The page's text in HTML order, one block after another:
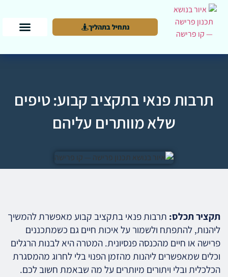
נתחיל בתהליך
תרבות פנאי בתקציב קבוע: טיפים
שלא מוותרים עליהם
תקציר תכלס: תרבות פנאי בתקציב קבוע מאפשרת להמשיך
ליהנות, להתפתח ולשמור על איכות חיים גם כשמתכננים
פרישה או חיים מהכנסה פנסיונית. המטרה היא לבנות הרגלים
וכלים שמאפשרים ליהנות מהזמן הפנוי בלי לחרוג מהמסגרת
הכלכלית ובלי ויתורים מיותרים על מה שבאמת חשוב לכם.